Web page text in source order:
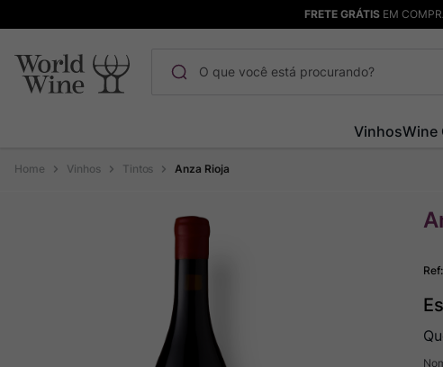
FRETE GRÁTISEM
VinhosWine
Vinhos Tintos Anza Rioja
Ref
1º Maçanita